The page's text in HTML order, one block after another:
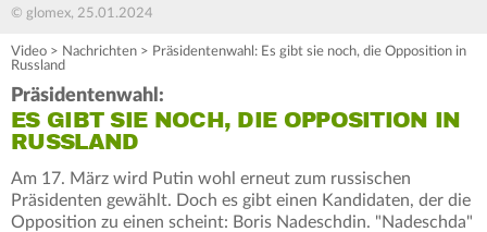
© glomex, 25.01.2024
Video > Nachrichten > Präsidentenwahl: Es gibt sie noch, die Opposition in
Russland
Präsidentenwahl:
ES GIBT SIE NOCH, DIE OPPOSITION IN
RUSSLAND
Am 17. März wird Putin wohl erneut zum russischen
Präsidenten gewählt. Doch es gibt einen Kandidaten, der die
Opposition zu einen scheint: Boris Nadeschdin. "Nadeschda"